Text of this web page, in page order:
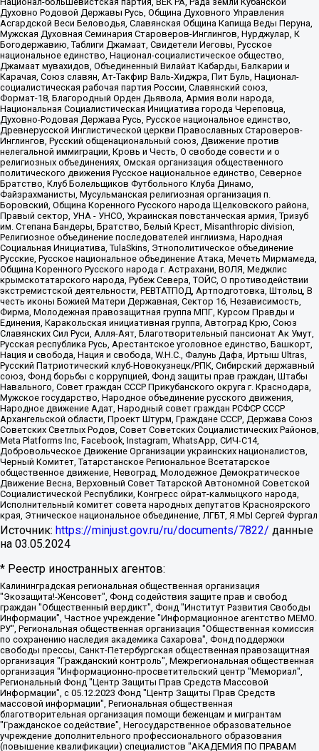
Духовно Родовой Державы Русь, Община Духовного Управления
Асгардской Веси Беловодья, Славянская Община Капища Веды Перуна,
Мужская Духовная Семинария Староверов-Инглингов, Нурджулар, К
Богодержавию, Таблиги Джамаат, Свидетели Иеговы, Русское
национальное единство, Национал-социалистическое общество,
Джамаат мувахидов, Объединенный Вилайат Кабарды, Балкарии и
Карачая, Союз славян, Ат-Такфир Валь-Хиджра, Пит Буль, Национал-
социалистическая рабочая партия России, Славянский союз,
Формат-18, Благородный Орден Дьявола, Армия воли народа,
Национальная Социалистическая Инициатива города Череповца,
Духовно-Родовая Держава Русь, Русское национальное единство,
Древнерусской Инглистической церкви Православных Староверов-
Инглингов, Русский общенациональный союз, Движение против
нелегальной иммиграции, Кровь и Честь, О свободе совести и о
религиозных объединениях, Омская организация общественного
политического движения Русское национальное единство, Северное
Братство, Клуб Болельщиков Футбольного Клуба Динамо,
Файзрахманисты, Мусульманская религиозная организация п.
Боровский, Община Коренного Русского народа Щелковского района,
Правый сектор, УНА - УНСО, Украинская повстанческая армия, Тризуб
им. Степана Бандеры, Братство, Белый Крест, Misanthropic division,
Религиозное объединение последователей инглиизма, Народная
Социальная Инициатива, TulaSkins, Этнополитическое объединение
Русские, Русское национальное объединение Атака, Мечеть Мирмамеда,
Община Коренного Русского народа г. Астрахани, ВОЛЯ, Меджлис
крымскотатарского народа, Рубеж Севера, ТОЙС, О противодействии
экстремистской деятельности, РЕВТАТПОД, Артподготовка, Штольц, В
честь иконы Божией Матери Державная, Сектор 16, Независимость,
Фирма, Молодежная правозащитная группа МПГ, Курсом Правды и
Единения, Каракольская инициативная группа, Автоград Крю, Союз
Славянских Сил Руси, Алля-Аят, Благотворительный пансионат Ак Умут,
Русская республика Русь, Арестантское уголовное единство, Башкорт,
Нация и свобода, Нация и свобода, W.H.С., Фалунь Дафа, Иртыш Ultras,
Русский Патриотический клуб-Новокузнецк/РПК, Сибирский державный
союз, Фонд борьбы с коррупцией, Фонд защиты прав граждан, Штабы
Навального, Совет граждан СССР Прикубанского округа г. Краснодара,
Мужское государство, Народное объединение русского движения,
Народное движение Адат, Народный совет граждан РСФСР СССР
Архангельской области, Проект Штурм, Граждане СССР, Держава Союз
Советских Светлых Родов, Совет Советских Социалистических Районов,
Meta Platforms Inc, Facebook, Instagram, WhatsApp, СИЧ-С14,
Добровольческое Движение Организации украинских националистов,
Черный Комитет, Татарстанское Региональное Всетатарское
общественное движение, Невоград, Молодежное Демократическое
Движение Весна, Верховный Совет Татарской Автономной Советской
Социалистической Республики, Конгресс ойрат-калмыцкого народа,
Исполнительный комитет совета народных депутатов Красноярского
края, Этническое национальное объединение, ЛГБТ, Я.МЫ Сергей Фургал
Источник: https://minjust.gov.ru/ru/documents/7822/ данные
на 03.05.2024
* Реестр иностранных агентов:
Калининградская региональная общественная организация "Экозащита!-Женсовет", Фонд содействия защите прав и свобод граждан "Общественный вердикт", Фонд "Институт Развития Свободы Информации", Частное учреждение "Информационное агентство МЕМО. РУ", Региональная общественная организация "Общественная комиссия по сохранению наследия академика Сахарова", Фонд поддержки свободы прессы, Санкт-Петербургская общественная правозащитная организация "Гражданский контроль", Межрегиональная общественная организация "Информационно-просветительский центр "Мемориал", Региональный Фонд "Центр Защиты Прав Средств Массовой Информации", с 05.12.2023 Фонд "Центр Защиты Прав Средств массовой информации", Региональная общественная благотворительная организация помощи беженцам и мигрантам "Гражданское содействие", Негосударственное образовательное учреждение дополнительного профессионального образования (повышение квалификации) специалистов "АКАДЕМИЯ ПО ПРАВАМ ЧЕЛОВЕКА", Свердловская региональная общественная организация "Сутяжник", Автономная некоммерческая организация "Центр независимых социологических исследований", Союз общественных объединений "Российский исследовательский центр по правам человека", Региональное общественное учреждение научно-информационный центр "МЕМОРИАЛ", Некоммерческая организация "Фонд защиты гласности", Автономная некоммерческая организация "Институт прав человека", Городская общественная организация "Екатеринбургское общество "МЕМОРИАЛ", Городская общественная организация "Рязанское историко-просветительское и правозащитное общество "Мемориал" (Рязанский Мемориал), Челябинский региональный орган общественной самодеятельности – женское общественное объединение "Женщины Евразии", Челябинский региональный орган общественной самодеятельности "Уральская правозащитная группа", Фонд содействия защите здоровья и социальной справедливости имени Андрея Рылькова, Автономная Некоммерческая Организация "Аналитический Центр Юрия Левады", Автономная некоммерческая организация социальной поддержки населения "Проект Апрель", Региональная общественная организация помощи женщинам и детям, находящимся в кризисной ситуации "Информационно-методический центр "Анна", Фонд содействия развитию массовых коммуникаций и правовому просвещению "Так-так-Так", Фонд содействия устойчивому развитию "Серебряная тайга", Свердловский региональный общественный фонд социальных проектов "Новое время", "Idel.Реалии", Кавказ.Реалии, Крым.Реалии, Телеканал Настоящее Время, Татаро-башкирская служба Радио Свобода (Azatliq Radiosi), Радио Свободная Европа/Радио Свобода (PCE/PC), "Сибирь.Реалии", "Фактограф", Благотворительный фонд помощи осужденным и их семьям, Автономная некоммерческая организация "Институт глобализации и социальных движений", Фонд "В защиту прав заключенных", Частное учреждение "Центр поддержки и содействия развитию средств массовой информации", Пензенский региональный общественный благотворительный фонд "Гражданский союз", "Север.Реалии", Некоммерческая организация Фонд "Правовая инициатива", Общество с ограниченной ответственностью "Радио Свободная Европа/Радио Свобода", Чешское информационное агентство "MEDIUM-ORIENT", Красноярская региональная общественная организация "Мы против СПИДа", Камалягин Денис Николаевич, Маркелов Сергей Евгеньевич, Пономарев Лев Александрович, Савицкая Людмила Алексеевна, Автономная некоммерческая организация "Центр по работе с проблемой насилия "НАСИЛИЮ.НЕТ", Межрегиональный профессиональный союз работников здравоохранения "Альянс врачей", Юридическое лицо, зарегистрированное в Латвийской Республике, SIA "Medusa Project" (регистрационный номер 40103797863, дата регистрации 10.06.2014), Некоммерческая организация "Фонд по борьбе с коррупцией", Автономная некоммерческая организация "Институт права и публичной политики", Баданин Роман Сергеевич, Гликин Максим Александрович, Железнова Мария Михайловна, Лукьянова Юлия Сергеевна, Маетная Елизавета Витальевна, Маняхин Петр Борисович, Чуракова Ольга Владимировна, Ярош Юлия Петровна, Юридическое лицо "The Insider SIA", зарегистрированное в Риге, Латвийская Республика (дата регистрации 26.06.2015), являющееся администратором доменного имени интернет-издания "The Insider SIA", https://theins.ru, Постернак Алексей Евгеньевич, Рубин Михаил Аркадьевич, Анин Роман Александрович, Юридическое лицо Istories fonds, зарегистрированное в Латвийской Республике (регистрационный номер 50008295751, дата регистрации 24.02.2020), Великовский Дмитрий Александрович, Долинина Ирина Николаевна, Мароховская Алеся Алексеевна, Шлейнов Роман Юрьевич, Шмагун Олеся Валентиновна, Общество с ограниченной ответственностью "Альтаир 2021", Общество с ограниченной ответственностью "Вега 2021", Общество с ограниченной ответственностью "Главный редактор 2021", Общество с ограниченной ответственностью "Ромашки монолит", Важенков Артем Валерьевич, Ивановская областная общественная организация "Центр гендерных исследований", Гурман Юрий Альбертович, Медиапроект "ОВД-Инфо", Егоров Владимир Владимирович, Жилинский Владимир Александрович, Общество с ограниченной ответственностью "ЗП", Иванова София Юрьевна, Карезина Инна Павловна, Кильтау Екатерина Викторовна, Петров Алексей Викторович, Пискунов Сергей Евгеньевич, Смирнов Сергей Сергеевич, Тихонов Михаил Сергеевич, Общество с ограниченной ответственностью "ЖУРНАЛИСТ-ИНОСТРАННЫЙ АГЕНТ", Арапова Галина Юрьевна, Вольтская Татьяна Анатольевна, Американская компания "Mason G.E.S. Anonymous Foundation" (США), являющаяся владельцем интернет-издания https://mnews.world/, Компания "Stichting Bellingcat", зарегистрированная в Нидерландах (дата регистрации 11.07.2018), Захаров Андрей Вячеславович, Клепиковская Екатерина Дмитриевна, Общество с ограниченной ответственностью "МЕМО", Перл Роман Александрович, Симонов Евгений Алексеевич, Соловьева Елена Анатольевна, Сотников Даниил Владимирович, Сурначева Елизавета Дмитриевна, Автономная некоммерческая организация по защите прав человека и информированию населения "Якутия – Наше Мнение", Общество с ограниченной ответственностью "Москоу диджитал медиа", с 26.01.2023 Общество с ограниченной ответственностью "Чайка Белые сады", Ветошкина Валерия Валерьевна, Заговора Максим Александрович, Межрегиональное общественное движение "Российская ЛГБТ - сеть", Оленичев Максим Владимирович, Павлов Иван Юрьевич, Скворцова Елена Сергеевна, Общество с ограниченной ответственностью "Как бы инагент", Кочетков Игорь Викторович, Общество с ограниченной ответственностью "Честные выборы", Еланчик Олег Александрович, Общество с ограниченной ответственностью "Нобелевский призыв", Гималова Регина Эмилевна, Григорьев Андрей Валерьевич, Григорьева Алина Александровна, Ассоциация по содействию защите прав призывников, альтернативнослужащих и военнослужащих "Правозащитная группа "Гражданин.Армия.Право", Хисамова Регина Фаритовна, Автономная некоммерческая организация по реализации социально-правовых программ "Лилит", Дальневосточное общественное движение "Маяк", Санкт-Петербургская ЛГБТ-инициативная группа "Выход", Инициативная группа ЛГБТ+ "Реверс", Алексеев Андрей Викторович, Бекбулатова Таисия Львовна, Беляев Иван Михайлович, Владыкина Елена Сергеевна, Гельман Марат Александрович, Никульшина Вероника Юрьевна, Толоконникова Надежда Андреевна, Шендерович Виктор Анатольевич, Общество с ограниченной ответственностью "Данное сообщение", Общество с ограниченной ответственностью Издательский дом "Новая глава", Айнбиндер Александра Александровна, Московский комьюнити-центр для ЛГБТ+инициатив, Благотворительный фонд развития филантропии, Deutsche Welle (Германия, Kurt-Schumacher-Strasse 3, 53113 Bonn), Борзунова Мария Михайловна, Воробьев Виктор Викторович, Голубева Анна Львовна, Константинова Алла Михайловна, Малкова Ирина Владимировна, Мурадов Мурад Абдулгалимович, Осетинская Елизавета Николаевна, Понасенков Евгений Николаевич, Ганапольский Матвей Юрьевич, Киселев Евгений Алексеевич, Борухович Ирина Григорьевна, Дремин Иван Тимофеевич, Дубровский Дмитрий Викторович, Красноярская региональная общественная организация поддержки и развития альтернативных образовательных технологий и межкультурных коммуникаций "ИНТЕРРА", Маяковская Екатерина Алексеевна, Фейгин Марк Захарович, Филимонов Андрей Викторович, Дзугкоева Регина Николаевна, Доброхотов Роман Александрович, Дудь Юрий Александрович, Елкин Сергей Владимирович, Кругликов Кирилл Игоревич, Сабунаева Мария Леонидовна, Семенов Алексей Владимирович, Шаинян Карен Багратович, Шульман Екатерина Михайловна, Асафьев Артур Валерьевич, Вахштайн Виктор Семенович, Венедиктов Алексей Алексеевич, Лушникова Екатерина Евгеньевна, Волков Леонид Михайлович, Невзоров Александр Глебович, Пархоменко Сергей Борисович, Сироткин Ярослав Николаевич, Кара-Мурза Владимир Владимирович, Баранова Наталья Владимировна, Гозман Леонид Яковлевич, Кагарлицкий Борис Юльевич, Климарев Михаил Валерьевич, Милов Владимир Станиславович, Автономная некоммерческая организация Краснодарский центр современного искусства "Типография", Моргенштерн Алишер Тагирович, Соболь Любовь Эдуардовна, Общество с ограниченной ответственностью "ЛИЗА НОРМ", Каспаров Гарри Кимович, Ходорковский Михаил Борисович, Общество с ограниченной ответственностью "Апрельские тезисы", Данилович Ирина Брониславовна, Кашин Олег Владимирович, Петров Николай Владимирович, Пивоваров Алексей Владимирович, Соколов Михаил Владимирович, Цветкова Юлия Владимировна, Чичваркин Евгений Александрович, Комитет против пыток/Команда против пыток, Общество с ограниченной ответственностью "Первый научный", Общество с ограниченной ответственностью "Вертолет и ко", Белоцерковская Вероника Борисовна, Кац Максим Евгеньевич, Лазарева Татьяна Юрьевна, Шаведдинов Руслан Табризович, Яшин Илья Валерьевич, Общество с ограниченной ответственностью "Иноагент ААВ", Алешковский Дмитрий Петрович, Альбац Евгения Марковна, Быков Дмитрий Львович, Галямина Юлия Евгеньевна, Лойко Сергей Леонидович, Мартынов Кирилл Константинович, Медведев Сергей Александрович, Крашенинников Федор Геннадиевич, Гордеева Катерина Вл